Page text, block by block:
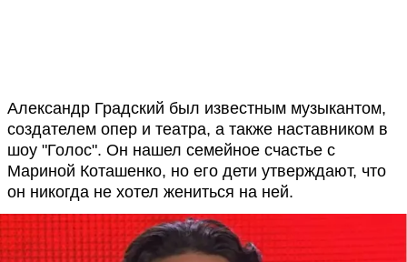
Александр Градский был известным музыкантом,
создателем опер и театра, а также наставником в
шоу "Голос". Он нашел семейное счастье с
Мариной Коташенко, но его дети утверждают, что
он никогда не хотел жениться на ней.